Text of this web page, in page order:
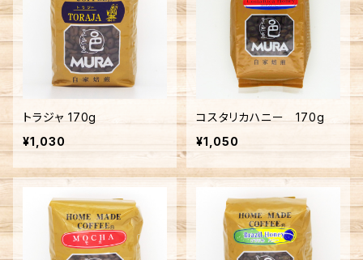
トラジャ 170g
¥1,030
コスタリカハニー 170g
¥1,050